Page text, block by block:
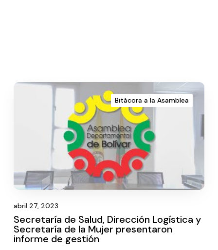
Bitácora a la Asamblea
abril 27, 2023
Secretaría de Salud, Dirección Logística y
Secretaría de la Mujer presentaron
informe de gestión